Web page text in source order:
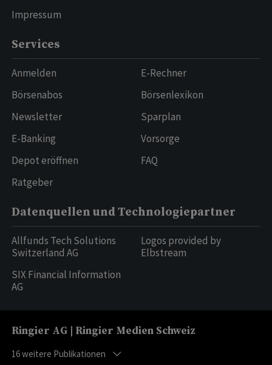
Impressum
Services
Anmelden
Börsenabos
Newsletter
E-Banking
Depot eröffnen
Ratgeber
E-Rechner
Börsenlexikon
Sparplan
Vorsorge
FAQ
Datenquellen und Technologiepartner
Allfunds Tech Solutions
Switzerland AG
SIX Financial Information
AG
Logos provided by
Elbstream
Ringier AG | Ringier Medien Schweiz
16weitere Publikationen